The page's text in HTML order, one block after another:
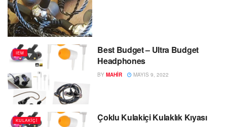
IEM
Best Budget – Ultra Budget
Headphones
BY MAHIR MAYIS 9, 2022
KULAKIÇI Çoklu Kulakiçi Kulaklık Kıyası